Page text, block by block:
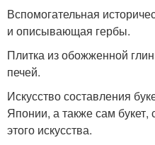
Вспомогательная
и описывающая гербы.
Плитка из обожженной
печей.
Искусство составления
Японии, а также сам
этого искусства.